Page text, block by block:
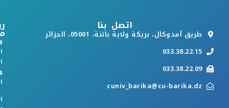
اتصل بنا
طريق أمدوكال، بريكة ولاية باتنة، 05001، الجزائر
033.38.22.15
033.38.22.09
cuniv_barika@cu-barika.dz